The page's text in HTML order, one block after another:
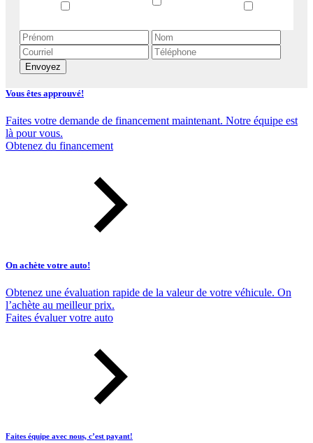
Envoyez
Vous êtes approuvé!
Faites votre demande de financement maintenant. Notre équipe est
là pour vous.
Obtenez du financement
On achète votre auto!
Obtenez une évaluation rapide de la valeur de votre véhicule. On
l’achète au meilleur prix.
Faites évaluer votre auto
Faites équipe avec nous, c’est payant!